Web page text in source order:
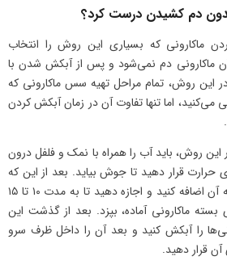
بدون دم کشیدن درست کرد؟
ماکارونی که بسیاری این روش را انتخاب
ماکارونی دم نمی‌شود و پس از آبکش شدن با
این روش، تمام مراحل تهیه سس ماکارونی که
می‌کنید، اما تنها تفاوت آن در زمان آبکش کردن
این روش، باید آب را همراه با نمک و فلفل درون
حرارت قرار دهید تا جوش بیاید. بعد از این که
آب جوش آمد، ماکارونی را به آن اضافه کنید و اجازه دهید تا به مدت ۱۰ تا ۱۵
بسته ماکارونی آماده، بپزد. بعد از گذشت این
را آبکش کنید و بعد آن را داخل ظرف سرو
آن قرار دهید.